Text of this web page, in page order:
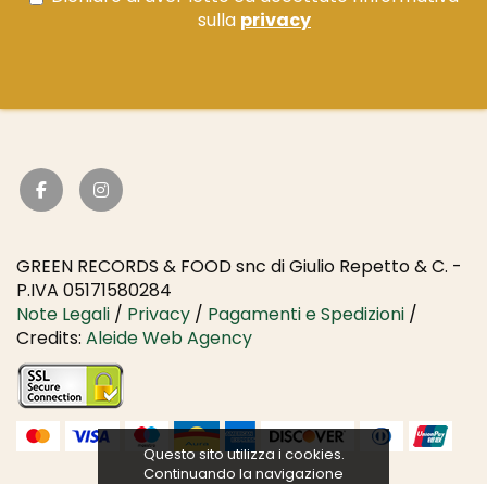
sulla privacy
GREEN RECORDS & FOOD snc di Giulio Repetto & C. -
P.IVA 05171580284
Note Legali / Privacy / Pagamenti e Spedizioni /
Credits: Aleide Web Agency
Questo sito utilizza i cookies.
Continuando la navigazione